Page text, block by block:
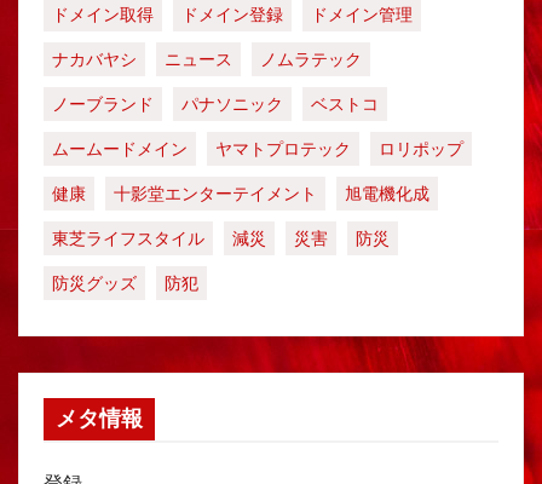
ドメイン取得
ドメイン登録
ドメイン管理
ナカバヤシ
ニュース
ノムラテック
ノーブランド
パナソニック
ベストコ
ムームードメイン
ヤマトプロテック
ロリポップ
健康
十影堂エンターテイメント
旭電機化成
東芝ライフスタイル
減災 災害
防災
防災グッズ
防犯
メタ情報